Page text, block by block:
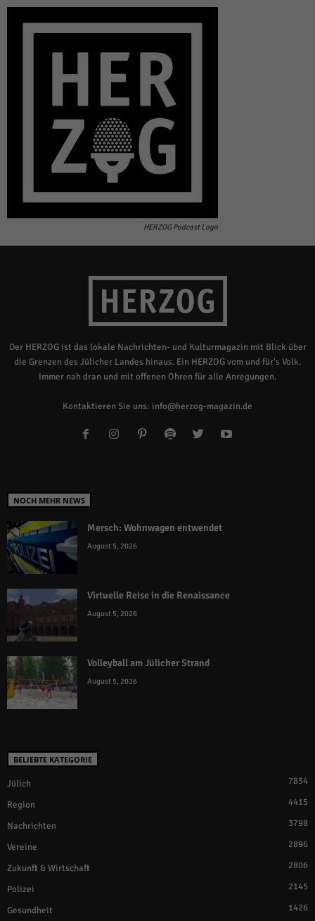
HERZOG Podcast Logo
Der HERZOG ist das lokale Nachrichten- und Kulturmagazin mit Blick über
die Grenzen des Jülicher Landes hinaus. Ein HERZOG vom und für's Volk.
Immer nah dran und mit offenen Ohren für alle Anregungen.
Kontaktieren Sie uns: info@herzog-magazin.de
NOCH MEHR NEWS
Mersch: Wohnwagen entwendet
August 5, 2026
Virtuelle Reise in die Renaissance
August 5, 2026
Volleyball am Jülicher Strand
August 5, 2026
BELIEBTE KATEGORIE
Jülich 7834
Region 4415
Nachrichten 3798
Vereine 2896
Zukunft & Wirtschaft 2806
Polizei 2145
Gesundheit 1426